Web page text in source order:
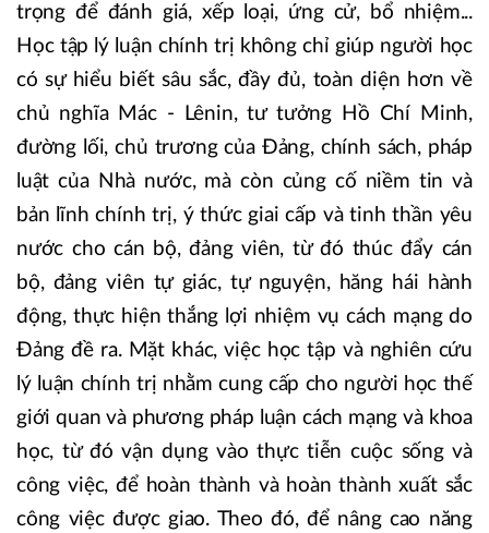
trọng để đánh giá, xếp loại, ứng cử, bổ nhiệm...
Học tập lý luận chính trị không chỉ giúp người học
có sự hiểu biết sâu sắc, đầy đủ, toàn diện hơn về
chủ nghĩa Mác - Lênin, tư tưởng Hồ Chí Minh,
đường lối, chủ trương của Đảng, chính sách, pháp
luật của Nhà nước, mà còn củng cố niềm tin và
bản lĩnh chính trị, ý thức giai cấp và tinh thần yêu
nước cho cán bộ, đảng viên, từ đó thúc đẩy cán
bộ, đảng viên tự giác, tự nguyện, hăng hái hành
động, thực hiện thắng lợi nhiệm vụ cách mạng do
Đảng đề ra. Mặt khác, việc học tập và nghiên cứu
lý luận chính trị nhằm cung cấp cho người học thế
giới quan và phương pháp luận cách mạng và khoa
học, từ đó vận dụng vào thực tiễn cuộc sống và
công việc, để hoàn thành và hoàn thành xuất sắc
công việc được giao. Theo đó, để nâng cao năng